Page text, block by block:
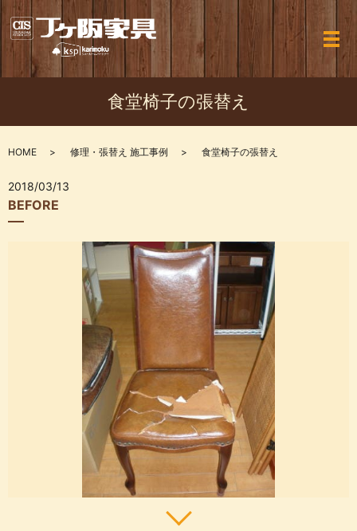
メ
食堂椅子の張替え
HOME 修理・張替え 施工事例 食堂椅子の張替え
2018/03/13
BEFORE